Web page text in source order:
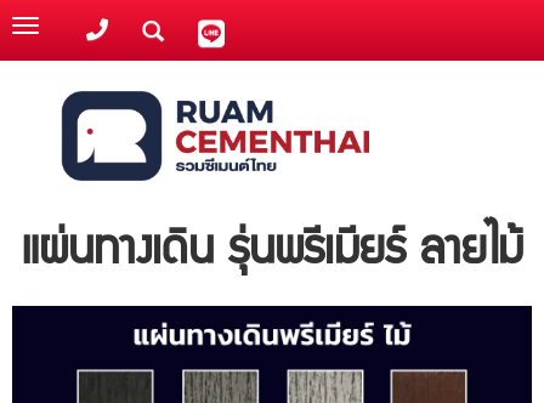
Toggle
navigation
แผ่นทางเดิน รุ่นพรีเมียร์ ลายไม้